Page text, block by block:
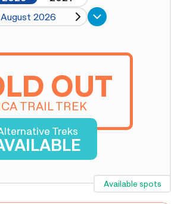
August 2026
OUT
TRAIL TREK
Treks
Available spots